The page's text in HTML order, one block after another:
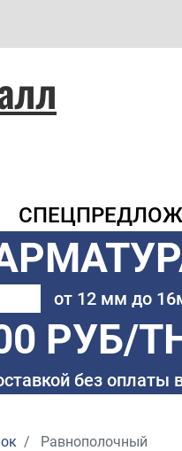
от 12 мм до
РУБ/
без оплаты
Равнополочный